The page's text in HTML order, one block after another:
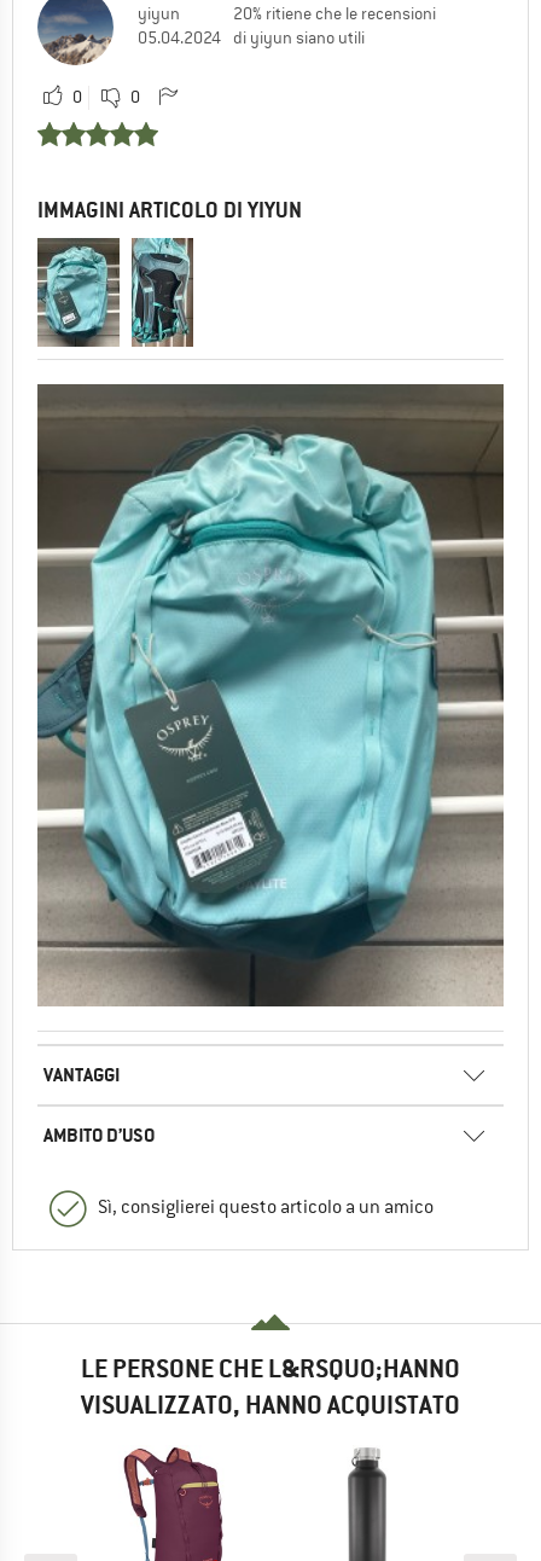
yiyun
05.04.2024
20% ritiene che le recensioni
di yiyun siano utili
0 0
IMMAGINI ARTICOLO DI YIYUN
VANTAGGI
AMBITO D’USO
Sì, consiglierei questo articolo a un amico
LE PERSONE CHE L&RSQUO;HANNO
VISUALIZZATO, HANNO ACQUISTATO